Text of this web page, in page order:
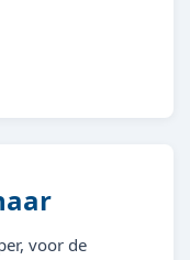
voor de